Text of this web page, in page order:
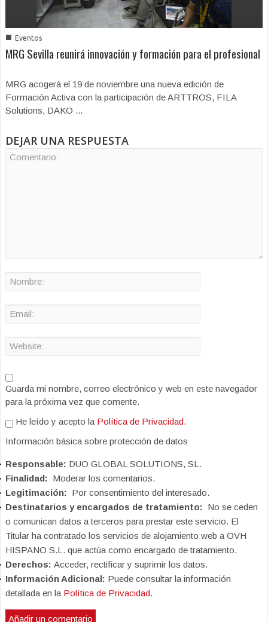
■ Eventos
MRG Sevilla reunirá innovación y formación para el profesional
MRG acogerá el 19 de noviembre una nueva edición de
Formación Activa con la participación de ARTTROS, FILA
Solutions, DAKO ...
DEJAR UNA RESPUESTA
Guarda mi nombre, correo electrónico y web en este navegador
para la próxima vez que comente.
He leído y acepto la Política de Privacidad.
Información básica sobre protección de datos
Responsable: DUO GLOBAL SOLUTIONS, SL.
Finalidad: Moderar los comentarios.
Legitimación: Por consentimiento del interesado.
Destinatarios y encargados de tratamiento: No se ceden
o comunican datos a terceros para prestar este servicio. El
Titular ha contratado los servicios de alojamiento web a OVH
HISPANO S.L. que actúa como encargado de tratamiento.
Derechos: Acceder, rectificar y suprimir los datos.
Información Adicional: Puede consultar la información
detallada en la Política de Privacidad.